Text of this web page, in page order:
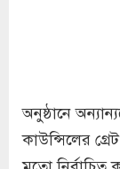
অনুষ্ঠানে
কাউন্সিলের